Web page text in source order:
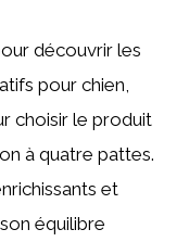
découvrir les
pour chien,
choisir le produit
à quatre pattes.
et
équilibre